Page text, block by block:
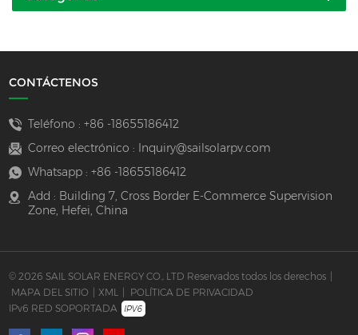
CONTÁCTENOS
Teléfono : +86 -18655186412
Correo electrónico :
Inquiry@sailsolarpv.com
Whatsapp : +86 -18655186412
Add : Building 7, Cross Border E-Commerce Supervision
Zone, Hefei, China
© 2026 SAIL SOLAR ENERGY CO., LTD Reservados todos los derechos |
MAPA DEL SITIO | XML | POLÍTICA DE PRIVACIDAD
IPv6 RED SOPORTADA